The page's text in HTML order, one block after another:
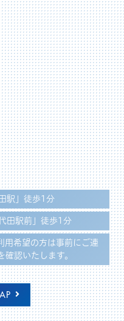
種のご案内
注射 対象：小学生（世
円 ※2回まで
生
目1,500円 2回目3,500
駅」徒歩1分
田駅前」徒歩1分
希望の方は事前にご連
認いたします。